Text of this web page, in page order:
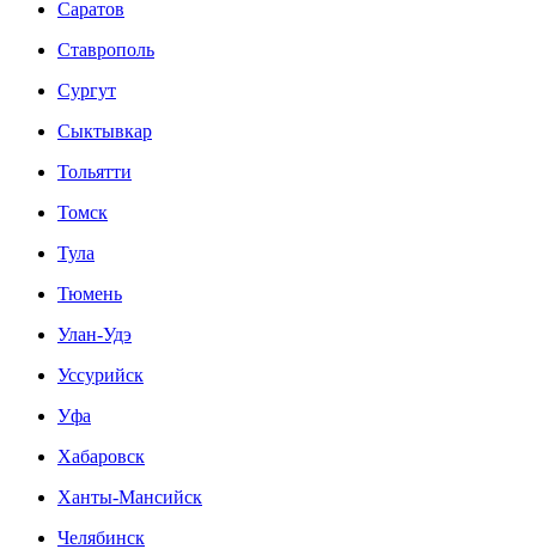
Саратов
Ставрополь
Сургут
Сыктывкар
Тольятти
Томск
Тула
Тюмень
Улан-Удэ
Уссурийск
Уфа
Хабаровск
Ханты-Мансийск
Челябинск